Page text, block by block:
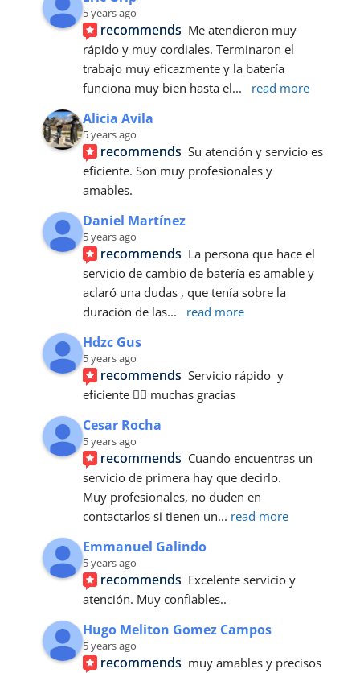
5 years ago
recommends Me atendieron muy
rápido y muy cordiales. Terminaron el
trabajo muy eficazmente y la batería
funciona muy bien hasta el... read more
Alicia Avila
5 years ago
recommends Su atención y servicio es
eficiente. Son muy profesionales y
amables.
Daniel Martínez
5 years ago
recommends La persona que hace el
servicio de cambio de batería es amable y
aclaró una dudas , que tenía sobre la
duración de las... read more
Hdzc Gus
5 years ago
recommends Servicio rápido  y
eficiente 👍🏼 muchas gracias
Cesar Rocha
5 years ago
recommends Cuando encuentras un
servicio de primera hay que decirlo.
Muy profesionales, no duden en
contactarlos si tienen un... read more
Emmanuel Galindo
5 years ago
recommends Excelente servicio y
atención. Muy confiables..
Hugo Meliton Gomez Campos
5 years ago
recommends muy amables y precisos